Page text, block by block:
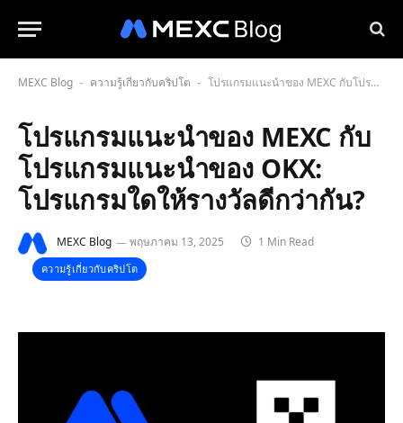
MEXC Blog - ความรู้เกี่ยวกับคริปโต - โปรแกรมแนะนำของ MEXC กับโปรแกรมแนะนำของ OKX: โปรแกรมใดให้รางวัลดีกว่ากัน?
โปรแกรมแนะนำของ MEXC กับ
โปรแกรมแนะนำของ OKX:
โปรแกรมใดให้รางวัลดีกว่ากัน?
MEXC Blog พฤษภาคม 13, 2025 1 Min Read
ความรู้เกี่ยวกับคริปโต